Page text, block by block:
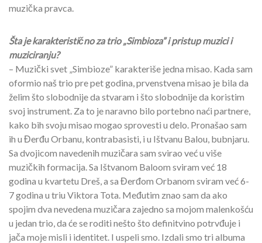
muzička pravca.
Šta je karakteristično za trio „Simbioza” i pristup muzici i
muziciranju?
– Muzički svet „Simbioze” karakteriše jedna misao. Kada sam
oformio naš trio pre pet godina, prvenstvena misao je bila da
želim što slobodnije da stvaram i što slobodnije da koristim
svoj instrument. Za to je naravno bilo portebno naći partnere,
kako bih svoju misao mogao sprovesti u delo. Pronašao sam
ih u Đerđu Orbanu, kontrabasisti, i u Ištvanu Balou, bubnjaru.
Sa dvojicom navedenih muzičara sam svirao već u više
muzičkih formacija. Sa Ištvanom Baloom sviram već 18
godina u kvartetu Dreš, a sa Đerđom Orbanom sviram već 6-
7 godina u triu Viktora Tota. Međutim znao sam da ako
spojim dva nevedena muzičara zajedno sa mojom malenkošću
u jedan trio, da će se roditi nešto što definitvino potrvđuje i
jača moje misli i identitet. I uspeli smo. Izdali smo tri albuma